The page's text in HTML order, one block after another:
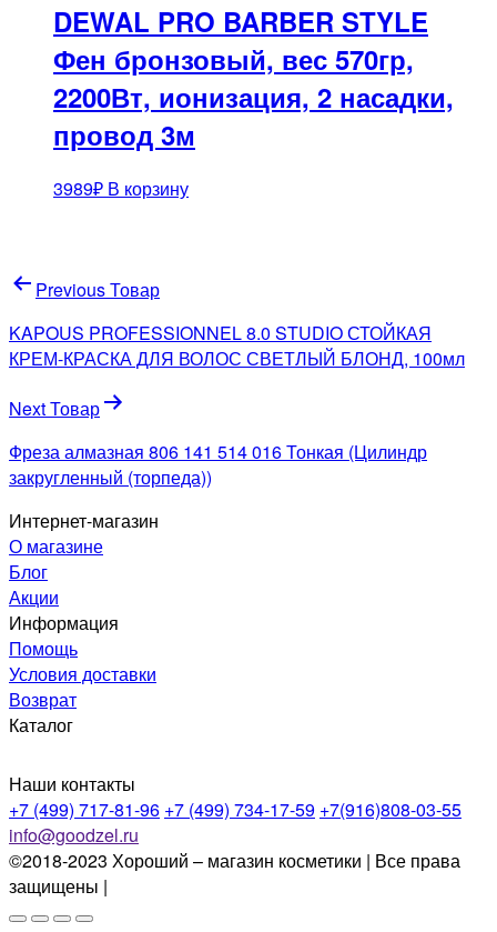
DEWAL PRO BARBER STYLE
Фен бронзовый, вес 570гр,
2200Вт, ионизация, 2 насадки,
провод 3м
3989₽ В корзину
Навигация
по
записям
Previous Товар
KAPOUS PROFESSIONNEL 8.0 STUDIO СТОЙКАЯ
КРЕМ-КРАСКА ДЛЯ ВОЛОС СВЕТЛЫЙ БЛОНД, 100мл
Next Товар
Фреза алмазная 806 141 514 016 Тонкая (Цилиндр
закругленный (торпеда))
Интернет-магазин
О магазине
Блог
Акции
Информация
Помощь
Условия доставки
Возврат
Каталог
Наши контакты
+7 (499) 717-81-96 +7 (499) 734-17-59 +7(916)808-03-55
info@goodzel.ru
©2018-2023 Хороший – магазин косметики | Все права
защищены |